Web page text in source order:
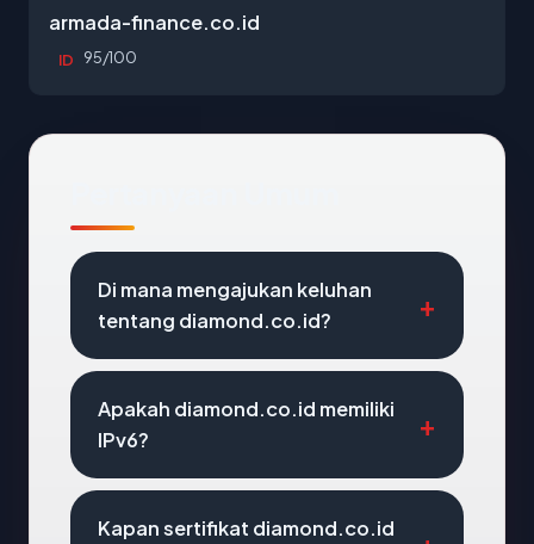
armada-finance.co.id
ID 95/100
Di mana mengajukan keluhan
tentang diamond.co.id?
Apakah diamond.co.id memiliki
IPv6?
Kapan sertifikat diamond.co.id